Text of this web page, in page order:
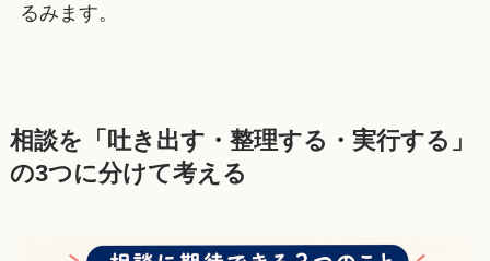
るみます。
相談を「吐き出す・整理する・実行する」
の3つに分けて考える